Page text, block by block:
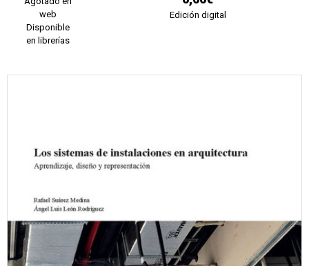
web
Disponible
en librerías
Edición digital